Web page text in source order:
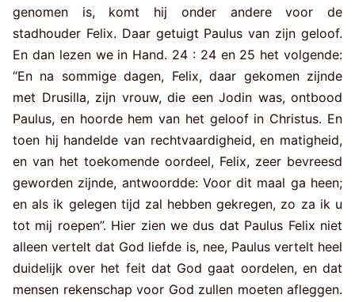
genomen is, komt hij onder andere voor de
stadhouder Felix. Daar getuigt Paulus van zijn geloof.
En dan lezen we in Hand. 24 : 24 en 25 het volgende:
“En na sommige dagen, Felix, daar gekomen zijnde
met Drusilla, zijn vrouw, die een Jodin was, ontbood
Paulus, en hoorde hem van het geloof in Christus. En
toen hij handelde van rechtvaardigheid, en matigheid,
en van het toekomende oordeel, Felix, zeer bevreesd
geworden zijnde, antwoordde: Voor dit maal ga heen;
en als ik gelegen tijd zal hebben gekregen, zo za ik u
tot mij roepen”. Hier zien we dus dat Paulus Felix niet
alleen vertelt dat God liefde is, nee, Paulus vertelt heel
duidelijk over het feit dat God gaat oordelen, en dat
mensen rekenschap voor God zullen moeten afleggen.